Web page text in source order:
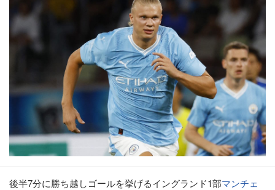
後半7分に勝ち越しゴールを挙げるイングランド1部マンチェ